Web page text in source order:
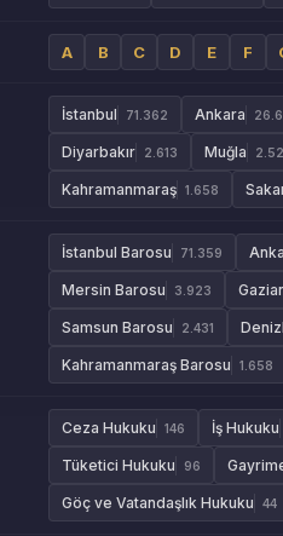
A B C D E F
İstanbul 71.362 Ankara
Diyarbakır 2.613 Muğla
Kahramanmaraş 1.658
İstanbul Barosu 71.359
Mersin Barosu 3.923
Samsun Barosu 2.431
Kahramanmaraş Barosu 1.658
Ceza Hukuku 146 İş Hukuku
Tüketici Hukuku 96
Göç ve Vatandaşlık Hukuku 44